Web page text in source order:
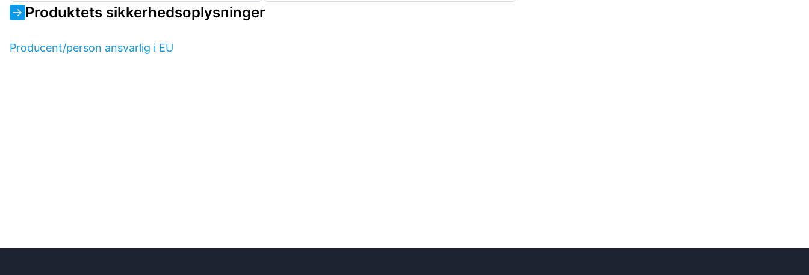
Produktets sikkerhedsoplysninger
Producent/person ansvarlig i EU